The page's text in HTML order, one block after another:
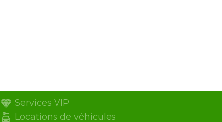
Services VIP
Locations de véhicules